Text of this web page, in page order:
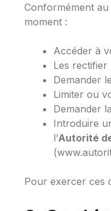
Conformément
moment :
Accéder à
Les rectifier
Demander
Limiter ou
Demander
Introduire
l’Autorité
Pour exercer ces